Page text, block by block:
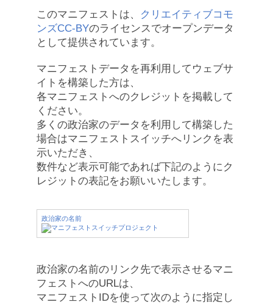
このマニフェストは、
クリエイティブコモ
ンズCC-BYのライセンスでオープンデータ
として提供されています。
マニフェストデータを再利用してウェブサ
イトを構築した方は、
各マニフェストへのクレジットを掲載して
ください。
多くの政治家のデータを利用して構築した
場合はマニフェストスイッチへリンクを表
示いただき、
数件など表示可能であれば下記のようにク
レジットの表記をお願いいたします。
政治家の名前
政治家の名前のリンク先で表示させるマニ
フェストへのURLは、
マニフェストIDを使って次のように指定し